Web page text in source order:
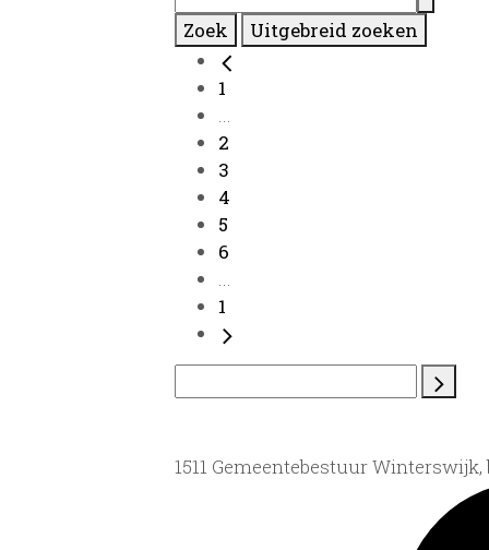
Zoek Uitgebreid zoeken
1
...
2
3
4
5
6
...
1
1511 Gemeentebestuur